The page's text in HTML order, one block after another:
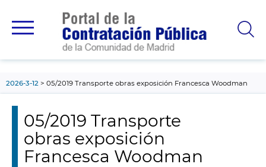
principal
2026-3-12 05/2019 Transporte obras exposición Francesca Woodman
05/2019 Transporte
obras exposición
Francesca Woodman